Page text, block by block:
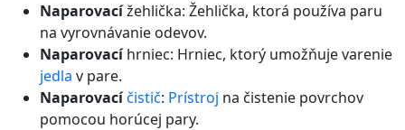
Naparovacížehlička: Žehlička, ktorá používa paru
na vyrovnávanie odevov.
Naparovacíhrniec: Hrniec, ktorý umožňuje varenie
jedla v pare.
Naparovacíčistič: Prístroj na čistenie povrchov
pomocou horúcej pary.